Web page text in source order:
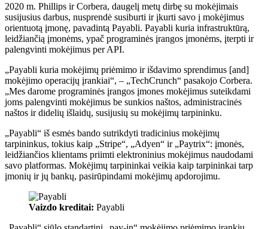
2020 m. Phillips ir Corbera, daugelį metų dirbę su mokėjimais
susijusius darbus, nusprendė susiburti ir įkurti savo į mokėjimus
orientuotą įmonę, pavadintą Payabli. Payabli kuria infrastruktūrą,
leidžiančią įmonėms, ypač programinės įrangos įmonėms, įterpti ir
palengvinti mokėjimus per API.
„Payabli kuria mokėjimų priėmimo ir išdavimo sprendimus [and]
mokėjimo operacijų įrankiai“, – „TechCrunch“ pasakojo Corbera.
„Mes darome programinės įrangos įmones mokėjimus suteikdami
joms palengvinti mokėjimus be sunkios naštos, administracinės
naštos ir didelių išlaidų, susijusių su mokėjimų tarpininku.
„Payabli“ iš esmės bando sutrikdyti tradicinius mokėjimų
tarpininkus, tokius kaip „Stripe“, „Adyen“ ir „Paytrix“: įmonės,
leidžiančios klientams priimti elektroninius mokėjimus naudodami
savo platformas. Mokėjimų tarpininkai veikia kaip tarpininkai tarp
įmonių ir jų bankų, pasirūpindami mokėjimų apdorojimu.
Vaizdo kreditai: Payabli